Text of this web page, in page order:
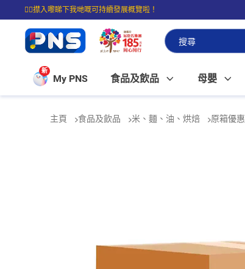
☝🏼㩒入嚟睇下我哋嘅可持續發展概覽啦！
⭐購物滿$399即享免費送貨；滿$100即可免費店取。
新
My PNS 食品及飲品 母嬰
主頁 食品及飲品 米、麵、油、烘焙 原箱優惠